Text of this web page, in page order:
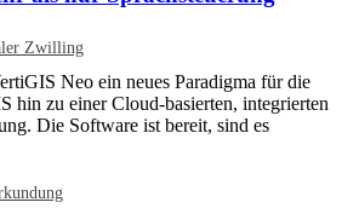
Zwilling
Neo ein neues Paradigma für die
hin zu einer Cloud-basierten, integrierten
Die Software ist bereit, sind es